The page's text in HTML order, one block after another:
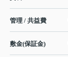
管理 / 共益費
敷金(保証金)